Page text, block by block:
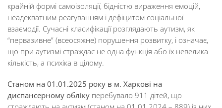
крайній формі самоізоляції, бідністю вираження емоцій,
неадекватним реагуванням і дефіцитом соціальної
взаємодії. Сучасні класифікації розглядають аутизм, як
“первазивне” (всеосяжне) порушення розвитку, і означає,
що при аутизмі страждає не одна функція або їх невелика
кількість, а психіка в цілому.
Станом на 01.01.2025 року в м. Харкові на
диспансерному обліку перебувало 911 дітей, що